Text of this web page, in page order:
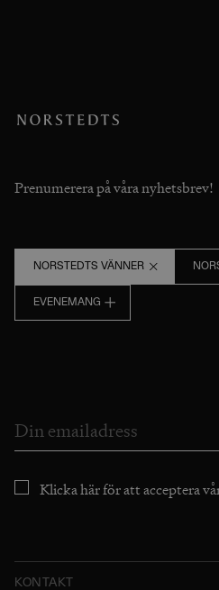
Prenumerera på våra nyhetsbrev!
NORSTEDTS VÄNNER
EVENEMANG
Klicka här för att acceptera
KONTAKT